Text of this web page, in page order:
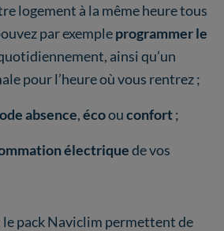
logement à la même heure tous
par exempleprogrammer le
ainsi qu’un
pour l’heure où vous rentrez ;
absence,écoouconfort;
électriquede vos
le pack Naviclim permettent de